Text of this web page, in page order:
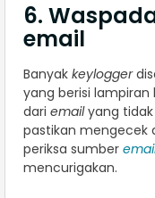
6.
email
Banyak keylogger
yang berisi lampiran
dari emailyang tidak
pastikan mengecek
periksa sumber
mencurigakan.